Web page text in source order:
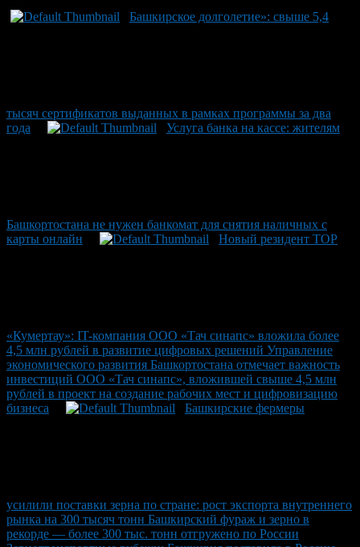
Башкирское долголетие»: свыше 5,4
тысяч сертификатов выданных в рамках программы за два
года
Услуга банка на кассе: жителям
Башкортостана не нужен банкомат для снятия наличных с
карты онлайн
Новый резидент ТОР
«Кумертау»: IT-компания ООО «Тач синапс» вложила более
4,5 млн рублей в развитие цифровых решений Управление
экономического развития Башкортостана отмечает важность
инвестиций ООО «Тач синапс», вложившей свыше 4,5 млн
рублей в проект на создание рабочих мест и цифровизацию
бизнеса
Башкирские фермеры
усилили поставки зерна по стране: рост экспорта внутреннего
рынка на 300 тысяч тонн Башкирский фураж и зерно в
рекорде — более 300 тыс. тонн отгружено по России